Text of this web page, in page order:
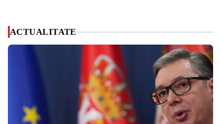
ACTUALITATE